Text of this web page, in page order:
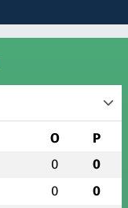
O P
0 0
0 0